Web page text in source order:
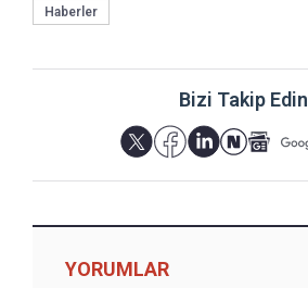
Haberler
Bizi Takip Edin
YORUMLAR